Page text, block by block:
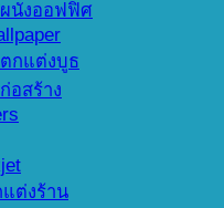
นังออฟฟิศ
กแต่งบูธ
อสร้าง
ต่งร้าน